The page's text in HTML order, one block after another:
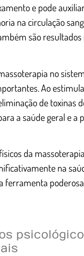
e pode
na circulação
são resultados
no
Ao
de toxinas
a saúde geral e a
da
na
ferramenta